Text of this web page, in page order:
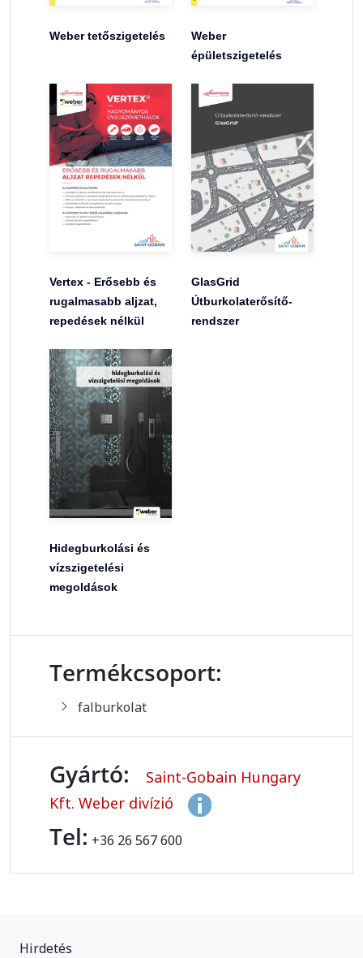
Weber tetőszigetelés
Weber
épületszigetelés
Vertex - Erősebb és
rugalmasabb aljzat,
repedések nélkül
GlasGrid
Útburkolaterősítő-
rendszer
Hidegburkolási és
vízszigetelési
megoldások
Termékcsoport:
falburkolat
Gyártó:
Saint-Gobain Hungary
Kft. Weber divízió
Tel: +36 26 567 600
Hirdetés